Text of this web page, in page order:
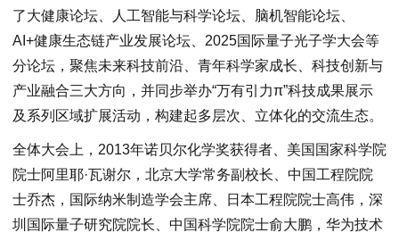
了大健康论坛、人工智能与科学论坛、脑机智能论坛、
AI+健康生态链产业发展论坛、2025国际量子光子学大会等
分论坛，聚焦未来科技前沿、青年科学家成长、科技创新与
产业融合三大方向，并同步举办“万有引力π”科技成果展示
及系列区域扩展活动，构建起多层次、立体化的交流生态。
全体大会上，2013年诺贝尔化学奖获得者、美国国家科学院
院士阿里耶·瓦谢尔，北京大学常务副校长、中国工程院院
士乔杰，国际纳米制造学会主席、日本工程院院士高伟，深
圳国际量子研究院院长、中国科学院院士俞大鹏，华为技术